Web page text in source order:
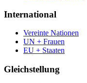
International
Vereinte Nationen
UN + Frauen
EU + Staaten
Gleichstellung